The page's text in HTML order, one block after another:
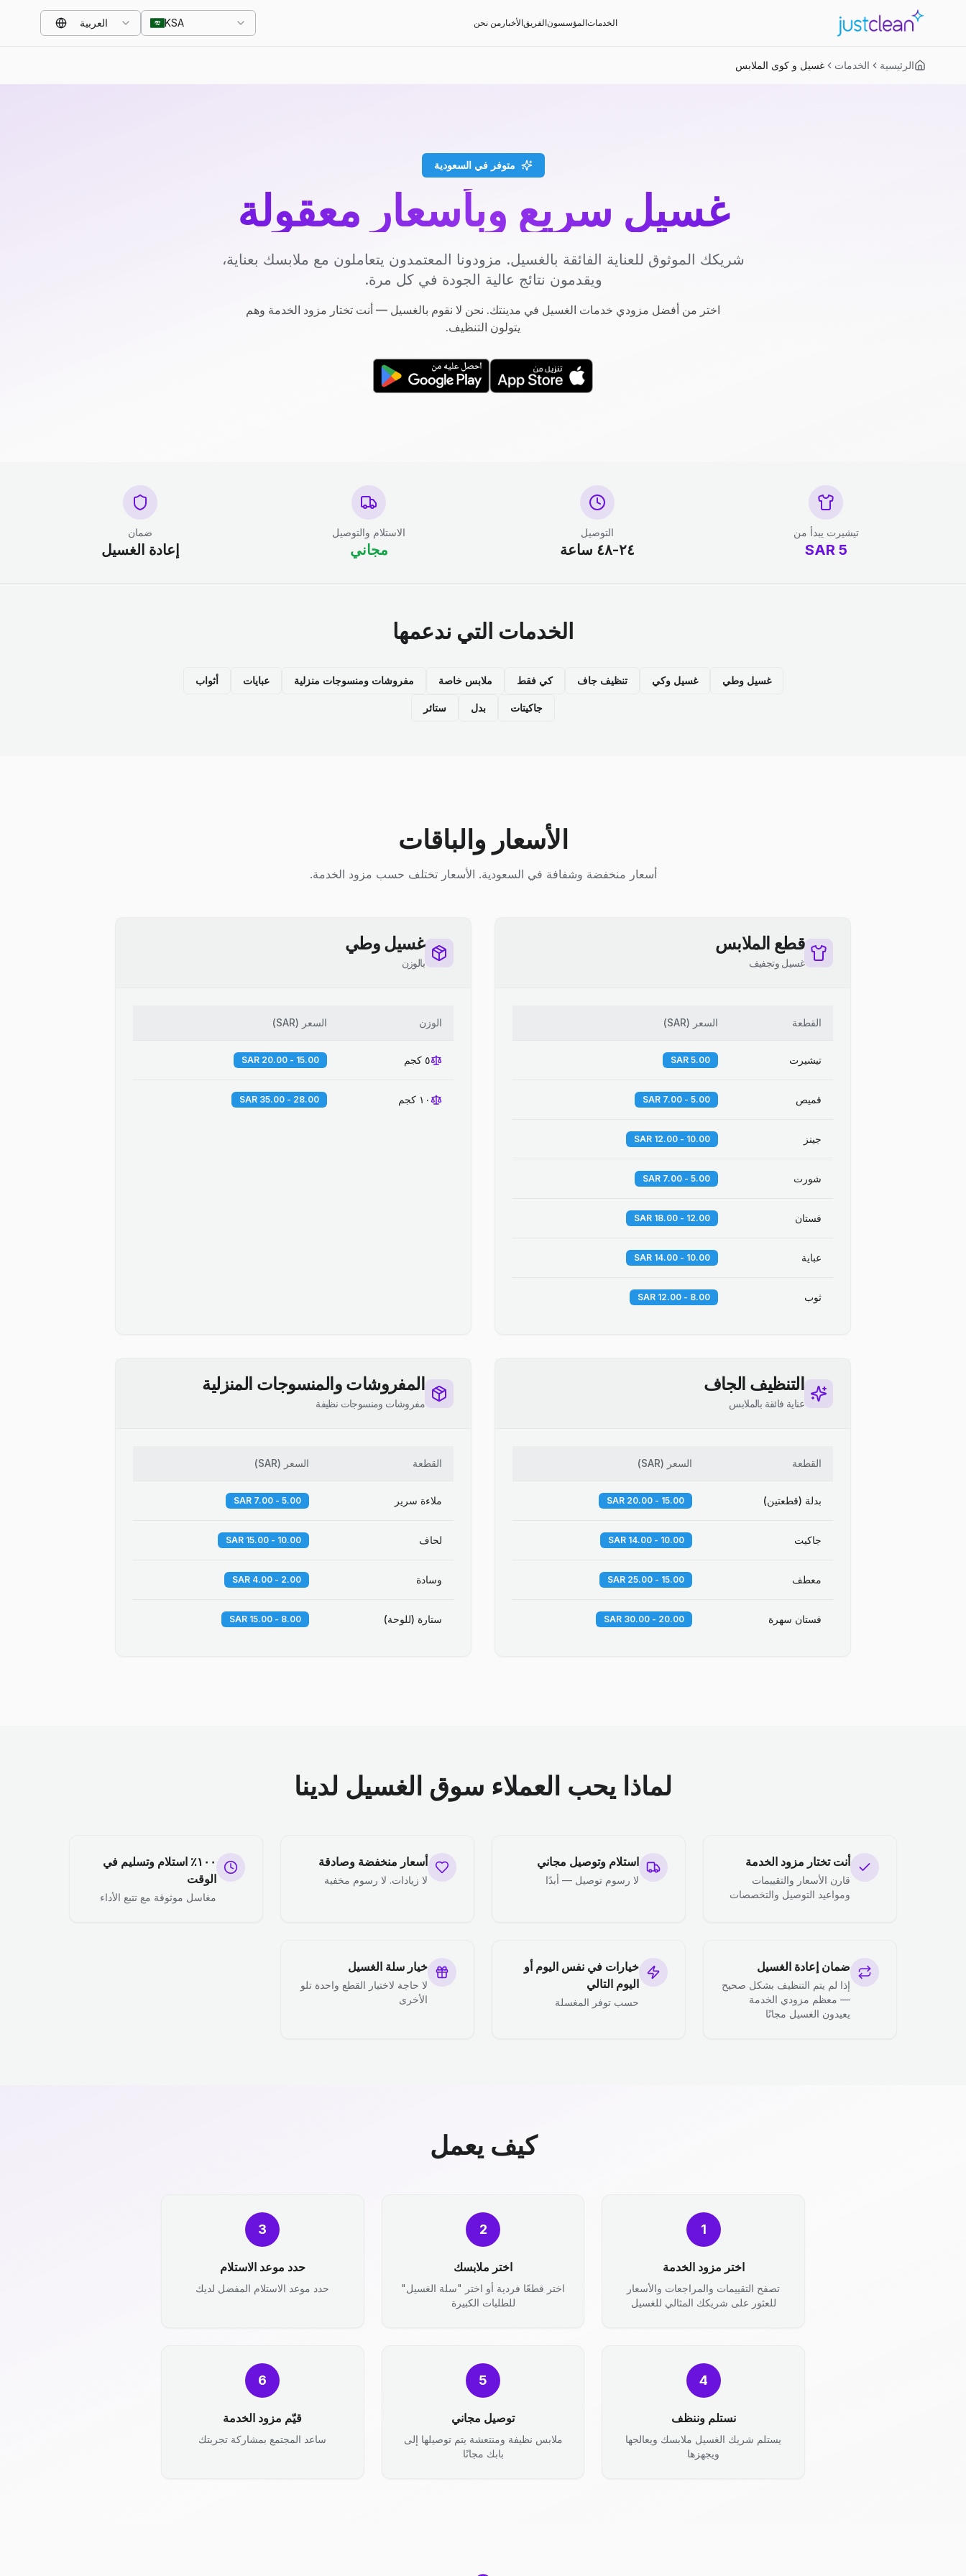
الخدماتالمؤسسونالفريقالأخبار من نحن KSA العربية
الرئيسية الخدمات غسيل و كوى الملابس
متوفر في السعودية
غسيل سريع وبأسعار معقولة
شريكك الموثوق للعناية الفائقة بالغسيل. مزودونا المعتمدون يتعاملون مع ملابسك بعناية،
ويقدمون نتائج عالية الجودة في كل مرة.
اختر من أفضل مزودي خدمات الغسيل في مدينتك. نحن لا نقوم بالغسيل — أنت تختار مزود الخدمة وهم
يتولون التنظيف.
تيشيرت يبدأ من
5
SAR
التوصيل
٢٤-٤٨ ساعة
الاستلام والتوصيل
مجاني
ضمان
إعادة الغسيل
الخدمات التي ندعمها
غسيل وطي غسيل وكي تنظيف جاف كي فقط ملابس خاصة مفروشات ومنسوجات منزلية عبايات أثواب
جاكيتات بدل ستائر
الأسعار والباقات
أسعار منخفضة وشفافة في السعودية. الأسعار تختلف حسب مزود الخدمة.
قطع الملابس
غسيل وتجفيف
القطعة السعر (
SAR
)
تيشيرت 5.00 SAR
قميص 5.00 - 7.00 SAR
جينز 10.00 - 12.00 SAR
شورت 5.00 - 7.00 SAR
فستان 12.00 - 18.00 SAR
عباية 10.00 - 14.00 SAR
ثوب 8.00 - 12.00 SAR
غسيل وطي
بالوزن
الوزن السعر (
SAR
)
٥ كجم 15.00 - 20.00 SAR
١٠ كجم 28.00 - 35.00 SAR
التنظيف الجاف
عناية فائقة بالملابس
القطعة السعر (
SAR
)
بدلة (قطعتين) 15.00 - 20.00 SAR
جاكيت 10.00 - 14.00 SAR
معطف 15.00 - 25.00 SAR
فستان سهرة 20.00 - 30.00 SAR
المفروشات والمنسوجات المنزلية
مفروشات ومنسوجات نظيفة
القطعة السعر (
SAR
)
ملاءة سرير 5.00 - 7.00 SAR
لحاف 10.00 - 15.00 SAR
وسادة 2.00 - 4.00 SAR
ستارة (للوحة) 8.00 - 15.00 SAR
لماذا يحب العملاء سوق الغسيل لدينا
أنت تختار مزود الخدمة
قارن الأسعار والتقييمات
ومواعيد التوصيل والتخصصات
استلام وتوصيل مجاني
لا رسوم توصيل — أبدًا
أسعار منخفضة وصادقة
لا زيادات. لا رسوم مخفية
١٠٠٪ استلام وتسليم في
الوقت
مغاسل موثوقة مع تتبع الأداء
ضمان إعادة الغسيل
إذا لم يتم التنظيف بشكل صحيح
— معظم مزودي الخدمة
يعيدون الغسيل مجانًا
خيارات في نفس اليوم أو
اليوم التالي
حسب توفر المغسلة
خيار سلة الغسيل
لا حاجة لاختيار القطع واحدة تلو
الأخرى
كيف يعمل
1
اختر مزود الخدمة
تصفح التقييمات والمراجعات والأسعار
للعثور على شريكك المثالي للغسيل
2
اختر ملابسك
اختر قطعًا فردية أو اختر "سلة الغسيل"
للطلبات الكبيرة
3
حدد موعد الاستلام
حدد موعد الاستلام المفضل لديك
4
نستلم وننظف
يستلم شريك الغسيل ملابسك ويعالجها
ويجهزها
5
توصيل مجاني
ملابس نظيفة ومنتعشة يتم توصيلها إلى
بابك مجانًا
6
قيّم مزود الخدمة
ساعد المجتمع بمشاركة تجربتك